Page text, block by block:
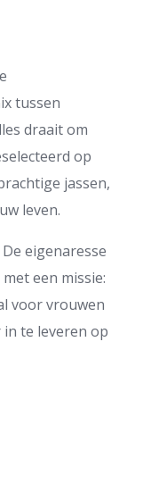
tussen
draait om
op
jassen,
leven.
eigenaresse
een missie:
voor vrouwen
te leveren op